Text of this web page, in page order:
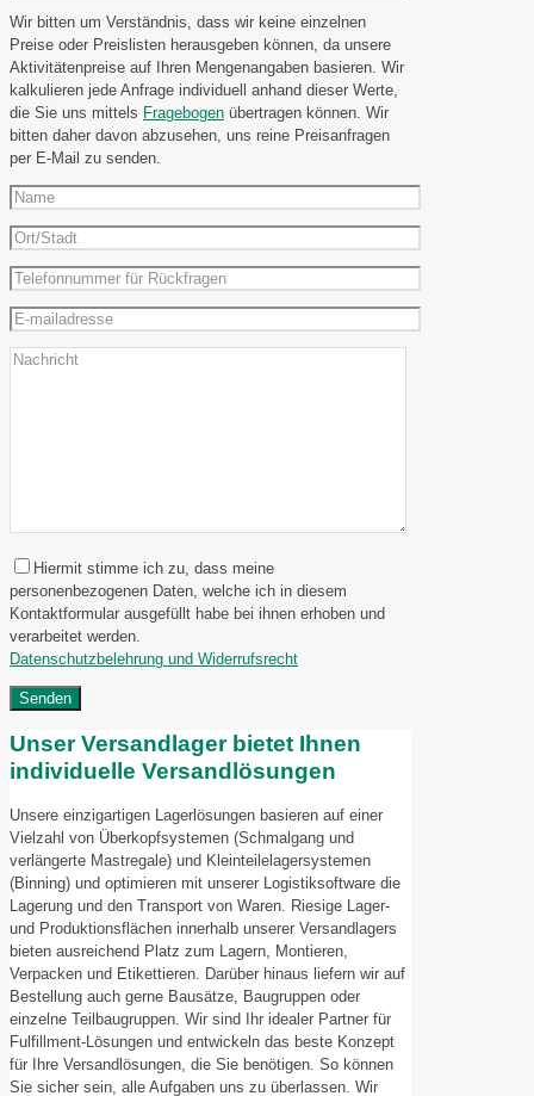
Wir bitten um Verständnis, dass wir keine einzelnen
Preise oder Preislisten herausgeben können, da unsere
Aktivitätenpreise auf Ihren Mengenangaben basieren. Wir
kalkulieren jede Anfrage individuell anhand dieser Werte,
die Sie uns mittels Fragebogen übertragen können. Wir
bitten daher davon abzusehen, uns reine Preisanfragen
per E-Mail zu senden.
Hiermit stimme ich zu, dass meine
personenbezogenen Daten, welche ich in diesem
Kontaktformular ausgefüllt habe bei ihnen erhoben und
verarbeitet werden.
Datenschutzbelehrung und Widerrufsrecht
Unser Versandlager bietet Ihnen
individuelle Versandlösungen
Unsere einzigartigen Lagerlösungen basieren auf einer
Vielzahl von Überkopfsystemen (Schmalgang und
verlängerte Mastregale) und Kleinteilelagersystemen
(Binning) und optimieren mit unserer Logistiksoftware die
Lagerung und den Transport von Waren. Riesige Lager-
und Produktionsflächen innerhalb unserer Versandlagers
bieten ausreichend Platz zum Lagern, Montieren,
Verpacken und Etikettieren. Darüber hinaus liefern wir auf
Bestellung auch gerne Bausätze, Baugruppen oder
einzelne Teilbaugruppen. Wir sind Ihr idealer Partner für
Fulfillment-Lösungen und entwickeln das beste Konzept
für Ihre Versandlösungen, die Sie benötigen. So können
Sie sicher sein, alle Aufgaben uns zu überlassen. Wir